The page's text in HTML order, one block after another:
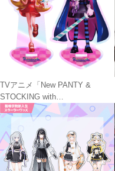
TVアニメ「New PANTY &
STOCKING with
GARTERBELT」 JEWELYC! オ
ーロラアクリルスタンド